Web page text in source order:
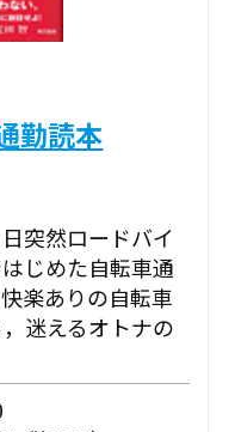
勤読本
突然ロードバイ
じめた自転車通
楽ありの自転車
迷えるオトナの